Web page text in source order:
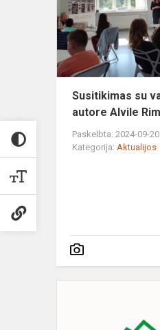
Susitikimas su
autore Alvile
Paskelbta: 2024-09-20
Kategorija: Aktualijos